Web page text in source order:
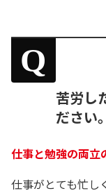
Q
苦労し
ださい。
仕事と勉強の両立
仕事がとても忙し